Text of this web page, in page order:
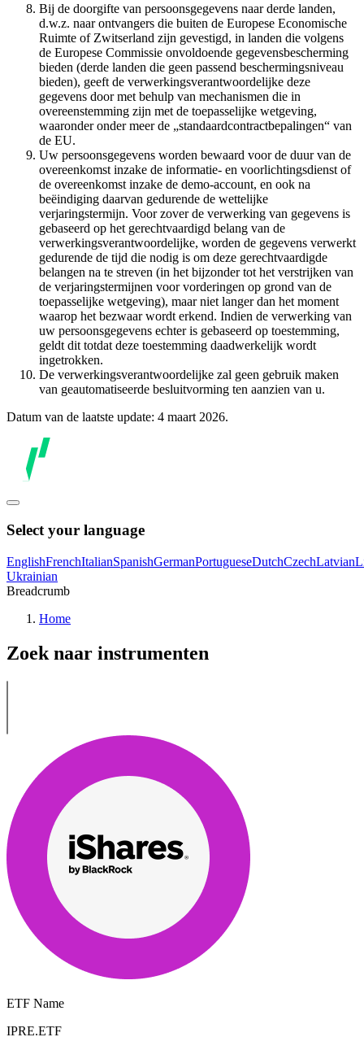
Bij de doorgifte van persoonsgegevens naar derde landen,
d.w.z. naar ontvangers die buiten de Europese Economische
Ruimte of Zwitserland zijn gevestigd, in landen die volgens
de Europese Commissie onvoldoende gegevensbescherming
bieden (derde landen die geen passend beschermingsniveau
bieden), geeft de verwerkingsverantwoordelijke deze
gegevens door met behulp van mechanismen die in
overeenstemming zijn met de toepasselijke wetgeving,
waaronder onder meer de „standaardcontractbepalingen“ van
de EU.
Uw persoonsgegevens worden bewaard voor de duur van de
overeenkomst inzake de informatie- en voorlichtingsdienst of
de overeenkomst inzake de demo-account, en ook na
beëindiging daarvan gedurende de wettelijke
verjaringstermijn. Voor zover de verwerking van gegevens is
gebaseerd op het gerechtvaardigd belang van de
verwerkingsverantwoordelijke, worden de gegevens verwerkt
gedurende de tijd die nodig is om deze gerechtvaardigde
belangen na te streven (in het bijzonder tot het verstrijken van
de verjaringstermijnen voor vorderingen op grond van de
toepasselijke wetgeving), maar niet langer dan het moment
waarop het bezwaar wordt erkend. Indien de verwerking van
uw persoonsgegevens echter is gebaseerd op toestemming,
geldt dit totdat deze toestemming daadwerkelijk wordt
ingetrokken.
De verwerkingsverantwoordelijke zal geen gebruik maken
van geautomatiseerde besluitvorming ten aanzien van u.
Datum van de laatste update: 4 maart 2026.
Select your language
EnglishFrenchItalianSpanishGermanPortugueseDutchCzechLatvian
Ukrainian
Breadcrumb
Home
Zoek naar instrumenten
ETF Name
IPRE.ETF